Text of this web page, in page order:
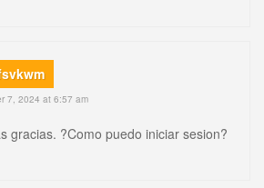
7, 2024 at 6:57 am
gracias. ?Como puedo iniciar sesion?